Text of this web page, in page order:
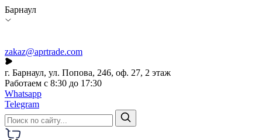
Барнаул
zakaz@aprtrade.com
г. Барнаул, ул. Попова, 246, оф. 27, 2 этаж
Работаем с 8:30 до 17:30
Whatsapp
Telegram